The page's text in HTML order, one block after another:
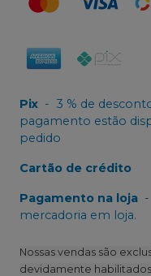
Pix - 3 % de
pagamento estão
pedido
Cartão de crédito
Pagamento na loja -
mercadoria em loja.
Nossas vendas são
devidamente